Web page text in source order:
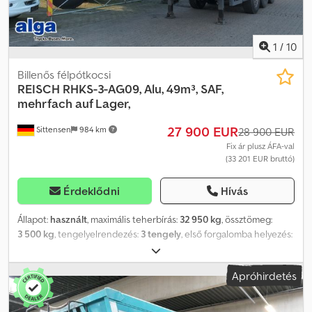
készítünk Önnek finanszírozási vagy lízingajánlatot az adott
járműre. Kérjük, vegye fel velünk a kapcsolatot!
1 / 10
Sittensen 984 km
Billenős félpótkocsi
REISCH RHKS-3-AG09, Alu, 49m³, SAF,
mehrfach auf Lager,
27 900 EUR28 900 EUR
Fix ár plusz ÁFA-val
(33 201 EUR bruttó)
Érdeklődni Hívás
Állapot: használt, maximális teherbírás: 32 950 kg, össztömeg:
3 500 kg, tengelyelrendezés: 3 tengely, első forgalomba helyezés:
9 500 mm, rakodótér szélesség:
mm, raktérmagasság:2 100 mm, rakodótér térfogata:49 m³, teljes
szélesség:2 555 mm, teljes magasság:3 600 mm, Felszereltség:
ABS, Nagy térfogatú alu billenőfelépítmény, kb. 49 m³, lengő hátsó
ajtó, automatikus-mechanikus 4 kampós zárrendszer,
Apróhirdetés